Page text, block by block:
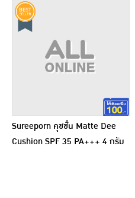
Sureeporn คุชชั่น Matte Dee
Cushion SPF 35 PA+++ 4 กรัม